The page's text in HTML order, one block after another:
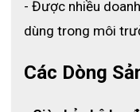
giữa đường ẩm ướt -
- Tuy trọng lượng sản
tráng dù cao cấp sẽ
dưới mưa trong thời
- Được nhiều
dùng trong môi
Các Dòng